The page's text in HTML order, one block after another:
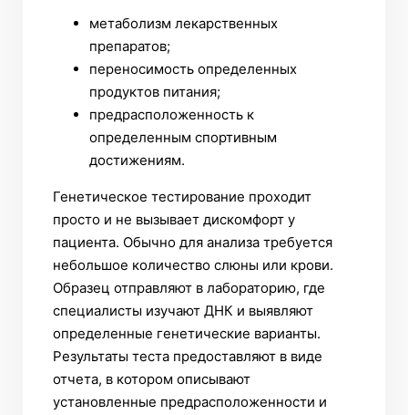
метаболизм лекарственных
препаратов;
переносимость определенных
продуктов питания;
предрасположенность к
определенным спортивным
достижениям.
Генетическое тестирование проходит
просто и не вызывает дискомфорт у
пациента. Обычно для анализа требуется
небольшое количество слюны или крови.
Образец отправляют в лабораторию, где
специалисты изучают ДНК и выявляют
определенные генетические варианты.
Результаты теста предоставляют в виде
отчета, в котором описывают
установленные предрасположенности и